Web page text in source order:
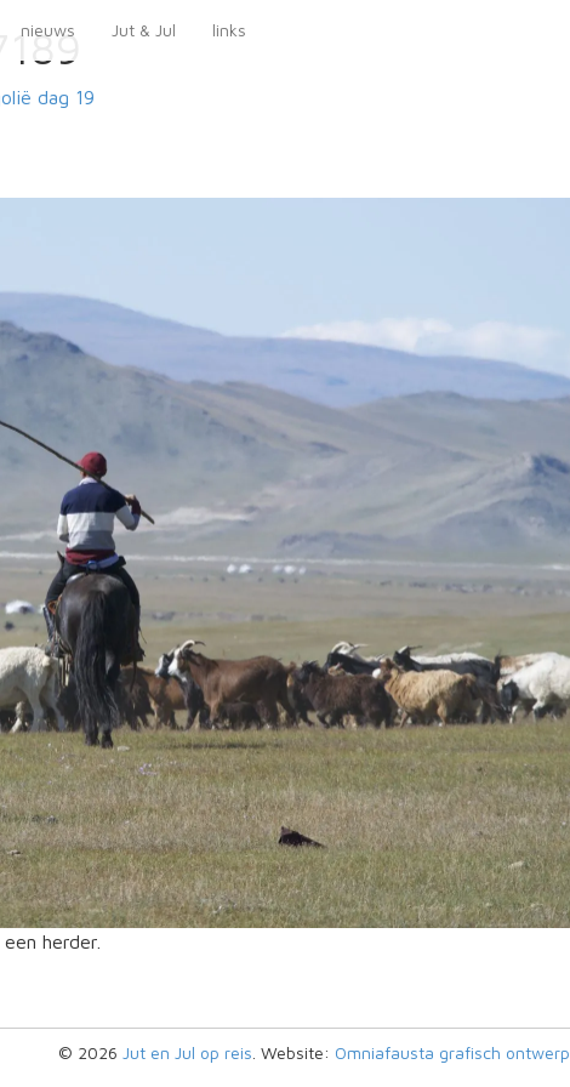
nieuws Jut & Jul links
dag 19
herder.
© 2026 Jut en Jul op reis. Website: Omniafausta grafisch ontwerp